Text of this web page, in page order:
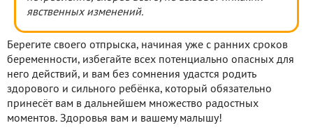
явственных изменений.
Берегите своего отпрыска, начиная уже с ранних сроков
беременности, избегайте всех потенциально опасных для
него действий, и вам без сомнения удастся родить
здорового и сильного ребёнка, который обязательно
принесёт вам в дальнейшем множество радостных
моментов. Здоровья вам и вашему малышу!